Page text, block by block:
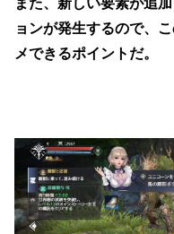
ョンが発生するので、
メできるポイントだ。